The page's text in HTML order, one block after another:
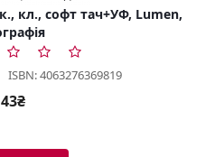
кл., софт тач+УФ, Lumen,
ISBN: 4063276369819
43₴